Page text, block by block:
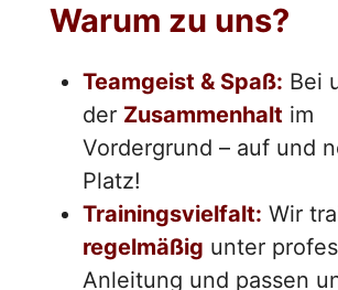
Warum zu uns?
Teamgeist & Spaß: Bei
der Zusammenhalt im
Vordergrund – auf und
Platz!
Trainingsvielfalt: Wir
regelmäßig unter
Anleitung und passen